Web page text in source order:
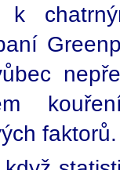
faktorů.